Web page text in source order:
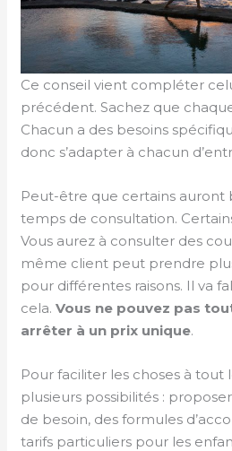
Ce conseil vient compléter
précédent. Sachez que
Chacun a des besoins
donc s’adapter à chacun
Peut-être que certains auront
temps de consultation.
Vous aurez à consulter des
même client peut prendre
pour différentes raisons. Il va
cela.Vous ne pouvez pas
arrêter à un prix unique.
Pour faciliter les choses à tout
plusieurs possibilités :
de besoin, des formules
tarifs particuliers pour les